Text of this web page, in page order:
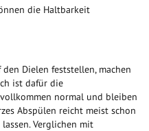
die Haltbarkeit
Dielen feststellen, machen
ist dafür die
normal und bleiben
Abspülen reicht meist schon
Verglichen mit